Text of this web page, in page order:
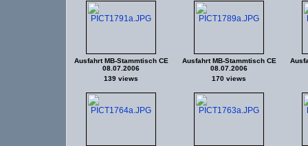
Ausfahrt MB-Stammtisch CE
08.07.2006
139 views
Ausfahrt MB-Stammtisch CE
08.07.2006
170 views